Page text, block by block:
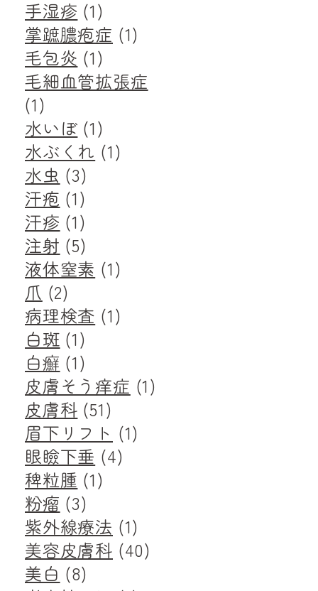
手湿疹 (1)
掌蹠膿疱症 (1)
毛包炎 (1)
毛細血管拡張症
(1)
水いぼ (1)
水ぶくれ (1)
水虫 (3)
汗疱 (1)
汗疹 (1)
注射 (5)
液体窒素 (1)
爪 (2)
病理検査 (1)
白斑 (1)
白癬 (1)
皮膚そう痒症 (1)
皮膚科 (51)
眉下リフト (1)
眼瞼下垂 (4)
稗粒腫 (1)
粉瘤 (3)
紫外線療法 (1)
美容皮膚科 (40)
美白 (8)